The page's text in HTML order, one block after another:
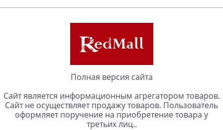
Полная версия сайта
Сайт является информационным агрегатором товаров.
Сайт не осуществляет продажу товаров. Пользователь
оформляет поручение на приобретение товара у
третьих лиц..